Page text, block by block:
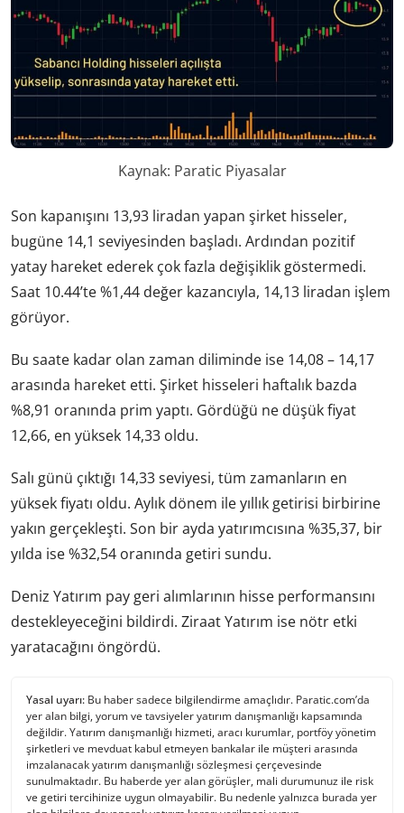
Kaynak: Paratic Piyasalar
Son kapanışını 13,93 liradan yapan şirket hisseler,
bugüne 14,1 seviyesinden başladı. Ardından pozitif
yatay hareket ederek çok fazla değişiklik göstermedi.
Saat 10.44’te %1,44 değer kazancıyla, 14,13 liradan işlem
görüyor.
Bu saate kadar olan zaman diliminde ise 14,08 – 14,17
arasında hareket etti. Şirket hisseleri haftalık bazda
%8,91 oranında prim yaptı. Gördüğü ne düşük fiyat
12,66, en yüksek 14,33 oldu.
Salı günü çıktığı 14,33 seviyesi, tüm zamanların en
yüksek fiyatı oldu. Aylık dönem ile yıllık getirisi birbirine
yakın gerçekleşti. Son bir ayda yatırımcısına %35,37, bir
yılda ise %32,54 oranında getiri sundu.
Deniz Yatırım pay geri alımlarının hisse performansını
destekleyeceğini bildirdi. Ziraat Yatırım ise nötr etki
yaratacağını öngördü.
Yasal uyarı: Bu haber sadece bilgilendirme amaçlıdır. Paratic.com’da
yer alan bilgi, yorum ve tavsiyeler yatırım danışmanlığı kapsamında
değildir. Yatırım danışmanlığı hizmeti, aracı kurumlar, portföy yönetim
şirketleri ve mevduat kabul etmeyen bankalar ile müşteri arasında
imzalanacak yatırım danışmanlığı sözleşmesi çerçevesinde
sunulmaktadır. Bu haberde yer alan görüşler, mali durumunuz ile risk
ve getiri tercihinize uygun olmayabilir. Bu nedenle yalnızca burada yer